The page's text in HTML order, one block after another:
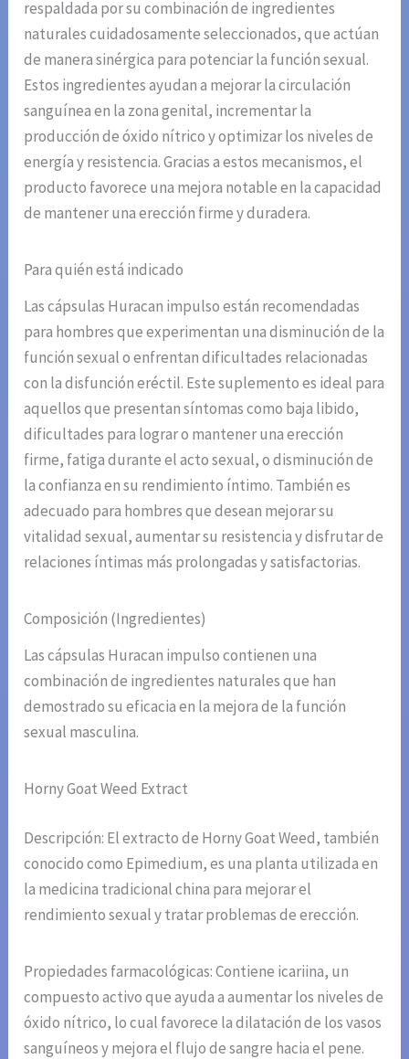
respaldada por su combinación de ingredientes
naturales cuidadosamente seleccionados, que actúan
de manera sinérgica para potenciar la función sexual.
Estos ingredientes ayudan a mejorar la circulación
sanguínea en la zona genital, incrementar la
producción de óxido nítrico y optimizar los niveles de
energía y resistencia. Gracias a estos mecanismos, el
producto favorece una mejora notable en la capacidad
de mantener una erección firme y duradera.
Para quién está indicado
Las cápsulas Huracan impulso están recomendadas
para hombres que experimentan una disminución de la
función sexual o enfrentan dificultades relacionadas
con la disfunción eréctil. Este suplemento es ideal para
aquellos que presentan síntomas como baja libido,
dificultades para lograr o mantener una erección
firme, fatiga durante el acto sexual, o disminución de
la confianza en su rendimiento íntimo. También es
adecuado para hombres que desean mejorar su
vitalidad sexual, aumentar su resistencia y disfrutar de
relaciones íntimas más prolongadas y satisfactorias.
Composición (Ingredientes)
Las cápsulas Huracan impulso contienen una
combinación de ingredientes naturales que han
demostrado su eficacia en la mejora de la función
sexual masculina.
Horny Goat Weed Extract
Descripción: El extracto de Horny Goat Weed, también
conocido como Epimedium, es una planta utilizada en
la medicina tradicional china para mejorar el
rendimiento sexual y tratar problemas de erección.
Propiedades farmacológicas: Contiene icariina, un
compuesto activo que ayuda a aumentar los niveles de
óxido nítrico, lo cual favorece la dilatación de los vasos
sanguíneos y mejora el flujo de sangre hacia el pene.